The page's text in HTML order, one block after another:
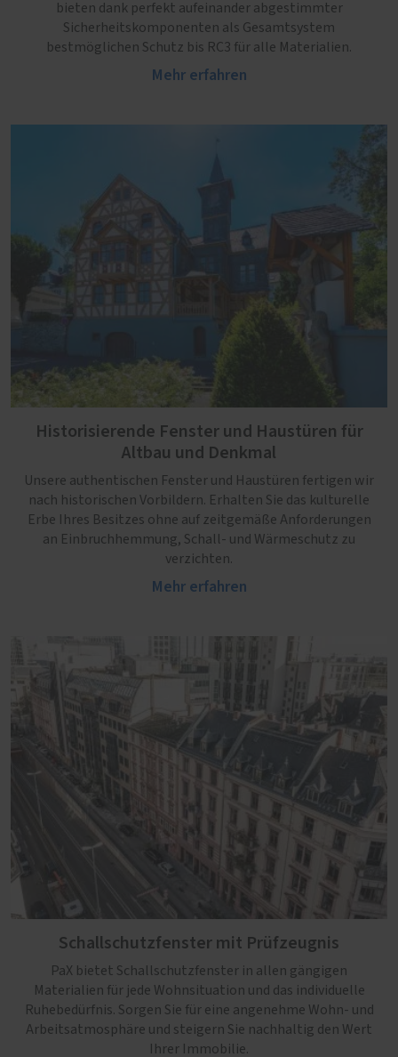
bieten dank perfekt aufeinander abgestimmter
Sicherheitskomponenten als Gesamtsystem
bestmöglichen Schutz bis RC3 für alle Materialien.
Mehr erfahren
Historisierende Fenster und Haustüren für
Altbau und Denkmal
Unsere authentischen Fenster und Haustüren fertigen wir
nach historischen Vorbildern. Erhalten Sie das kulturelle
Erbe Ihres Besitzes ohne auf zeitgemäße Anforderungen
an Einbruchhemmung, Schall- und Wärmeschutz zu
verzichten.
Mehr erfahren
Schallschutzfenster mit Prüfzeugnis
PaX bietet Schallschutzfenster in allen gängigen
Materialien für jede Wohnsituation und das individuelle
Ruhebedürfnis. Sorgen Sie für eine angenehme Wohn- und
Arbeitsatmosphäre und steigern Sie nachhaltig den Wert
Ihrer Immobilie.